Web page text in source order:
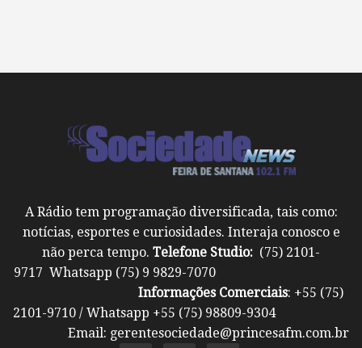
A Rádio tem programação diversificada, tais como:
notícias, esportes e curiosidades. Interaja conosco e
não perca tempo. Telefone Studio: (75) 2101-
9717 Whatsapp (75) 9 9829-7070
Informações Comerciais: +55 (75)
2101-9710 / Whatsapp +55 (75) 98809-9304
Email: gerentesociedade@princesafm.com.br